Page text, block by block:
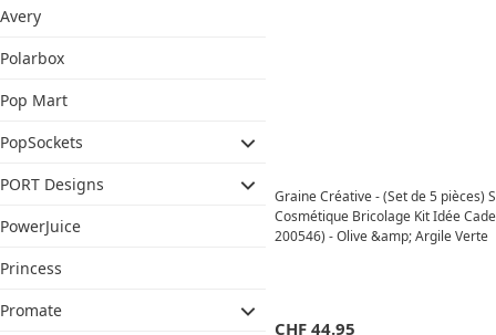
Avery
Polarbox
Pop Mart
PopSockets
PORT Designs
PowerJuice
Princess
Promate
Graine Créative - (Set de 5 pièces)
Cosmétique Bricolage Kit Idée
200546) - Olive &amp; Argile Verte
CHF 44.95